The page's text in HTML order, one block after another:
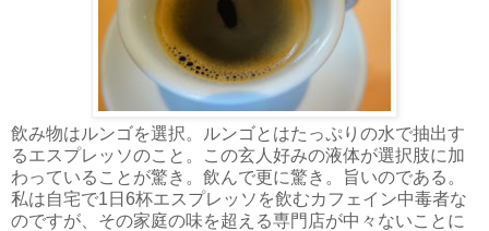
飲み物はルンゴを選択。ルンゴとはたっぷりの水で抽出す
るエスプレッソのこと。この玄人好みの液体が選択肢に加
わっていることが驚き。飲んで更に驚き。旨いのである。
私は自宅で1日6杯エスプレッソを飲むカフェイン中毒者な
のですが、その家庭の味を超える専門店が中々ないことに